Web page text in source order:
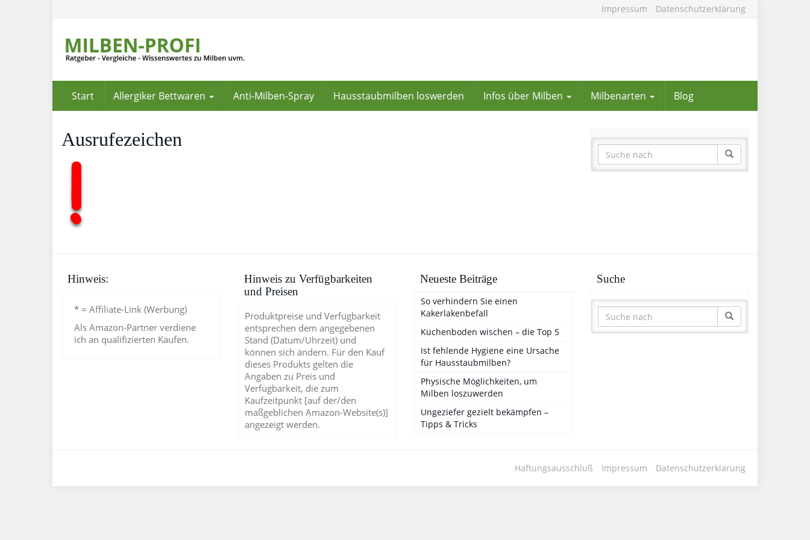
Impressum Datenschutzerklärung
Start Allergiker Bettwaren Anti-Milben-Spray Hausstaubmilben loswerden Infos über Milben Milbenarten Blog
Ausrufezeichen
Hinweis:
* = Affiliate-Link (Werbung)
Als Amazon-Partner verdiene
ich an qualifizierten Käufen.
Hinweis zu Verfügbarkeiten
und Preisen
Produktpreise und Verfügbarkeit
entsprechen dem angegebenen
Stand (Datum/Uhrzeit) und
können sich ändern. Für den Kauf
dieses Produkts gelten die
Angaben zu Preis und
Verfügbarkeit, die zum
Kaufzeitpunkt [auf der/den
maßgeblichen Amazon-Website(s)]
angezeigt werden.
Neueste Beiträge
So verhindern Sie einen
Kakerlakenbefall
Küchenboden wischen – die Top 5
Ist fehlende Hygiene eine Ursache
für Hausstaubmilben?
Physische Möglichkeiten, um
Milben loszuwerden
Ungeziefer gezielt bekämpfen –
Tipps & Tricks
Suche
Haftungsausschluß Impressum Datenschutzerklärung